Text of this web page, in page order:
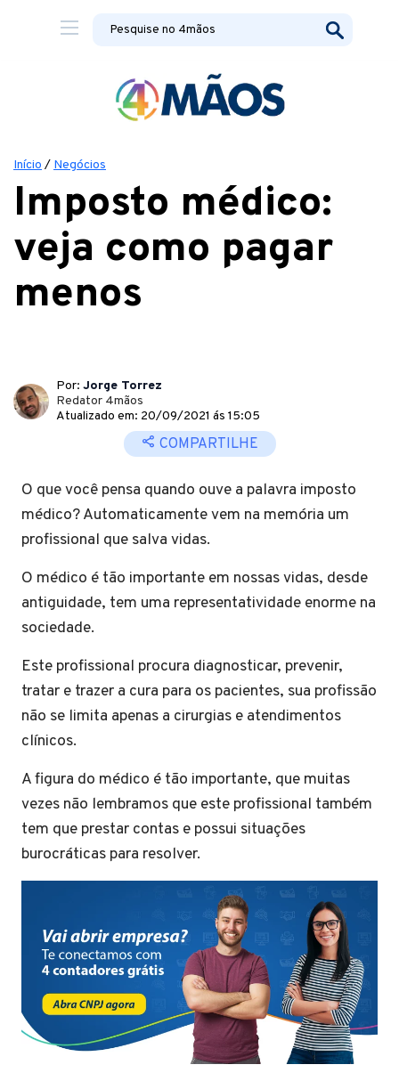
Início / Negócios
Imposto médico:
veja como pagar
menos
Por: Jorge Torrez
Redator 4mãos
Atualizado em: 20/09/2021 ás 15:05
COMPARTILHE
O que você pensa quando ouve a palavra imposto
médico? Automaticamente vem na memória um
profissional que salva vidas.
O médico é tão importante em nossas vidas, desde
antiguidade, tem uma representatividade enorme na
sociedade.
Este profissional procura diagnosticar, prevenir,
tratar e trazer a cura para os pacientes, sua profissão
não se limita apenas a cirurgias e atendimentos
clínicos.
A figura do médico é tão importante, que muitas
vezes não lembramos que este profissional também
tem que prestar contas e possui situações
burocráticas para resolver.